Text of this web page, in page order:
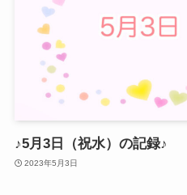
♪5月3日（祝水）の記録♪
2023年5月3日